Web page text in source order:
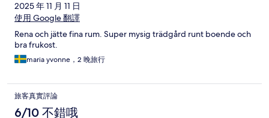
2025 年 11 月 11 日
使用 Google 翻譯
Rena och jätte fina rum. Super mysig trädgård runt boende och
bra frukost.
maria yvonne，2 晚旅行
旅客真實評論
6/10 不錯哦